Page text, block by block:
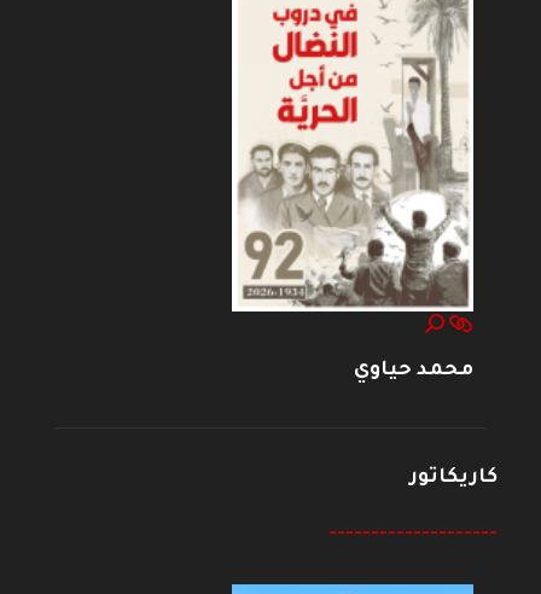
محمد حياوي
كاريكاتور
--------------------